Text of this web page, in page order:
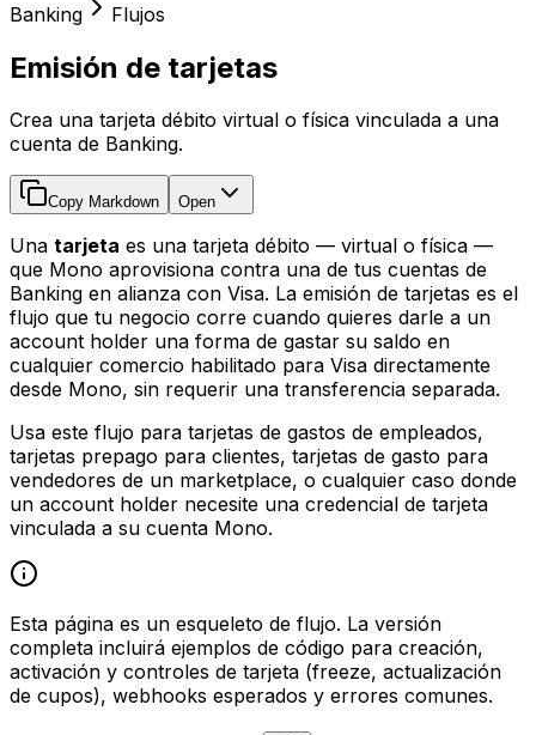
Banking Flujos
Emisión de tarjetas
Crea una tarjeta débito virtual o física vinculada a una
cuenta de Banking.
Copy Markdown Open
Una tarjeta es una tarjeta débito — virtual o física —
que Mono aprovisiona contra una de tus cuentas de
Banking en alianza con Visa. La emisión de tarjetas es el
flujo que tu negocio corre cuando quieres darle a un
account holder una forma de gastar su saldo en
cualquier comercio habilitado para Visa directamente
desde Mono, sin requerir una transferencia separada.
Usa este flujo para tarjetas de gastos de empleados,
tarjetas prepago para clientes, tarjetas de gasto para
vendedores de un marketplace, o cualquier caso donde
un account holder necesite una credencial de tarjeta
vinculada a su cuenta Mono.
Esta página es un esqueleto de flujo. La versión
completa incluirá ejemplos de código para creación,
activación y controles de tarjeta (freeze, actualización
de cupos), webhooks esperados y errores comunes.